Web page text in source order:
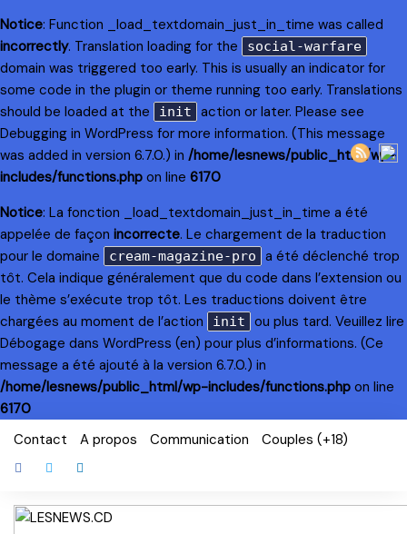
Notice: Function _load_textdomain_just_in_time was called
incorrectly. Translation loading for the social-warfare
domain was triggered too early. This is usually an indicator for
some code in the plugin or theme running too early. Translations
should be loaded at the
init
action or later. Please see
Debugging in WordPress for more information. (This message
was added in version 6.7.0.) in /home/lesnews/public_html/wp-
includes/functions.php on line 6170
Notice: La fonction _load_textdomain_just_in_time a été
appelée de façon incorrecte. Le chargement de la traduction
pour le domaine
cream-magazine-pro
a été déclenché trop
tôt. Cela indique généralement que du code dans l’extension ou
le thème s’exécute trop tôt. Les traductions doivent être
chargées au moment de l’action
init
ou plus tard. Veuillez lire
Débogage dans WordPress (en) pour plus d’informations. (Ce
message a été ajouté à la version 6.7.0.) in
/home/lesnews/public_html/wp-includes/functions.php on line
6170
Skip
content
Contact A propos Communication Couples (+18)